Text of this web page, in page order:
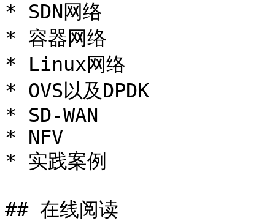
* SDN网络
* 容器网络
* Linux网络
* OVS以及DPDK
* SD-WAN
* NFV
* 实践案例
## 在线阅读